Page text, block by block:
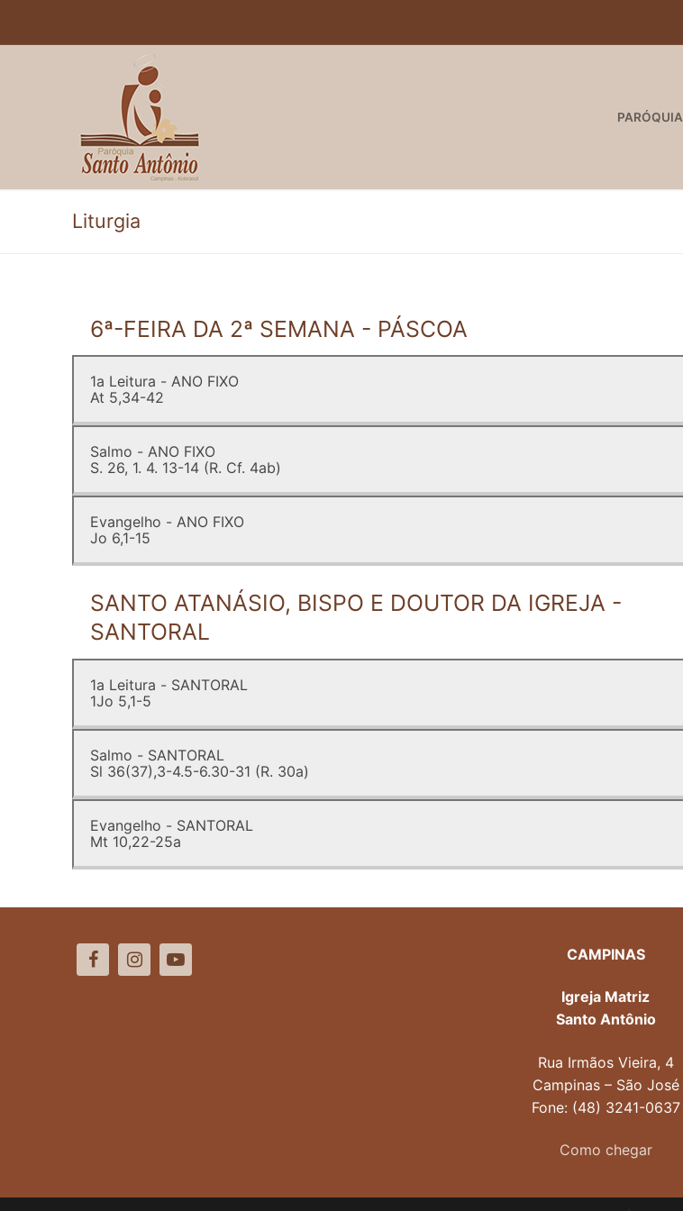
PARÓQUIA
Liturgia
6ª-FEIRA DA 2ª SEMANA - PÁSCOA
1a Leitura - ANO FIXO
At 5,34-42
Salmo - ANO FIXO
S. 26, 1. 4. 13-14 (R. Cf. 4ab)
Evangelho - ANO FIXO
Jo 6,1-15
SANTO ATANÁSIO, BISPO E DOUTOR DA IGREJA -
SANTORAL
1a Leitura - SANTORAL
1Jo 5,1-5
Salmo - SANTORAL
Sl 36(37),3-4.5-6.30-31 (R. 30a)
Evangelho - SANTORAL
Mt 10,22-25a
CAMPINAS
Igreja Matriz
Santo Antônio
Rua Irmãos Vieira, 4
Campinas – São José
Fone: (48) 3241-0637
Como chegar